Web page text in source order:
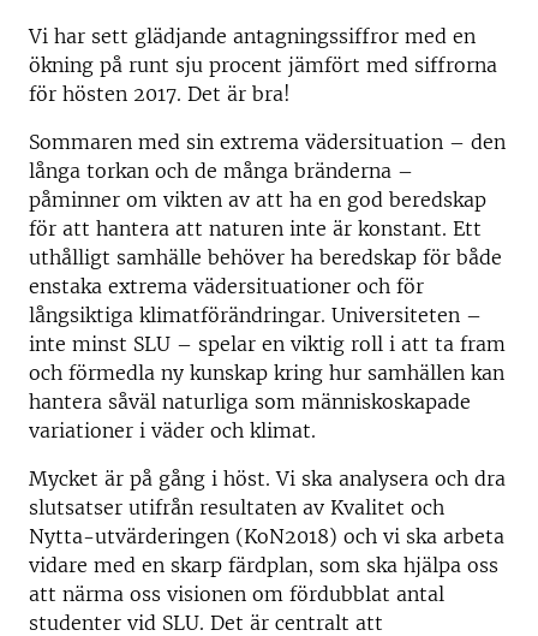
Vi har sett glädjande antagningssiffror med en
ökning på runt sju procent jämfört med siffrorna
för hösten 2017. Det är bra!
Sommaren med sin extrema vädersituation – den
långa torkan och de många bränderna –
påminner om vikten av att ha en god beredskap
för att hantera att naturen inte är konstant. Ett
uthålligt samhälle behöver ha beredskap för både
enstaka extrema vädersituationer och för
långsiktiga klimatförändringar. Universiteten –
inte minst SLU – spelar en viktig roll i att ta fram
och förmedla ny kunskap kring hur samhällen kan
hantera såväl naturliga som människoskapade
variationer i väder och klimat.
Mycket är på gång i höst. Vi ska analysera och dra
slutsatser utifrån resultaten av Kvalitet och
Nytta-utvärderingen (KoN2018) och vi ska arbeta
vidare med en skarp färdplan, som ska hjälpa oss
att närma oss visionen om fördubblat antal
studenter vid SLU. Det är centralt att